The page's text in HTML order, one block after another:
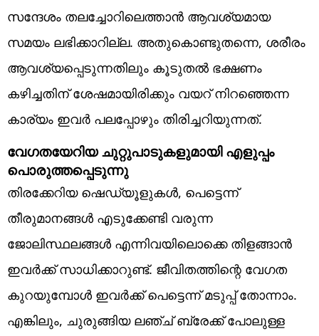
സന്ദേശം തലച്ചോറിലെത്താൻ ആവശ്യമായ
സമയം ലഭിക്കാറില്ല. അതുകൊണ്ടുതന്നെ, ശരീരം
ആവശ്യപ്പെടുന്നതിലും കൂടുതൽ ഭക്ഷണം
കഴിച്ചതിന് ശേഷമായിരിക്കും വയറ് നിറഞ്ഞെന്ന
കാര്യം ഇവർ പലപ്പോഴും തിരിച്ചറിയുന്നത്.
വേഗതയേറിയ ചുറ്റുപാടുകളുമായി എളുപ്പം
പൊരുത്തപ്പെടുന്നു
തിരക്കേറിയ ഷെഡ്യൂളുകൾ, പെട്ടെന്ന്
തീരുമാനങ്ങൾ എടുക്കേണ്ടി വരുന്ന
ജോലിസ്ഥലങ്ങൾ എന്നിവയിലൊക്കെ തിളങ്ങാൻ
ഇവർക്ക് സാധിക്കാറുണ്ട്. ജീവിതത്തിന്റെ വേഗത
കുറയുമ്പോൾ ഇവർക്ക് പെട്ടെന്ന് മടുപ്പ് തോന്നാം.
എങ്കിലും, ചുരുങ്ങിയ ലഞ്ച് ബ്രേക്ക് പോലുള്ള